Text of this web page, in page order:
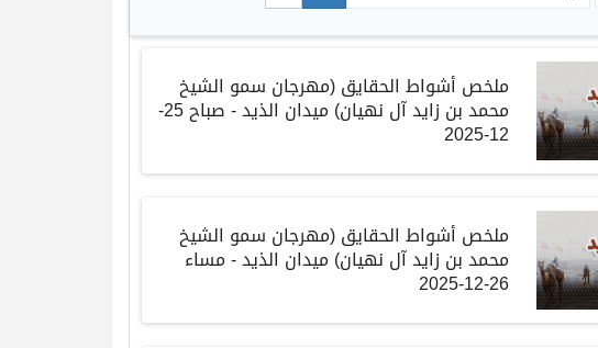
ملخص أشواط الحقايق (مهرجان سمو الشيخ
محمد بن زايد آل نهيان) ميدان الذيد - صباح 25-
12-2025
ملخص أشواط الحقايق(مهرجان سمو الشيخ
محمد بن زايد آل نهيان)ميدان الذيد-مساء
26-12-2025